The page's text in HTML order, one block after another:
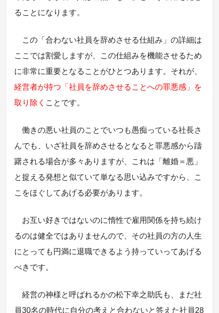
ることになります。
この「合わない社員を辞めさせる仕組み」の詳細は
ここでは割愛しますが、この仕組みを機能させるため
に非常に重要となることがひとつあります。それが、
経営者が持つ「社員を辞めさせることへの罪悪感」を
取り除く ことです。
働きの悪い社員のことでいつも愚痴っている社長さ
んでも、いざ社員を辞めさせるとなると罪悪感から躊
躇される場合が多々ありますが、これは「離婚＝悪」
と捉える発想と似ていて単なる思い込みですから、こ
こをほぐしてあげる必要があります。
お互い好きではないのに惰性で雇用関係を持ち続け
るのは健全ではありませんので、その社員の方の人生
にとっても円満に退職できるよう持っていってあげる
べきです。
経営の神様と呼ばれるかの松下幸之助氏も、まだ社
員30名の時代に自分の考えと合わないと答えた社員28